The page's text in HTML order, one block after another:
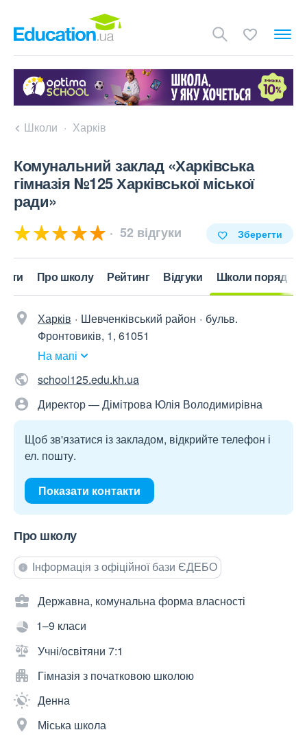
Школи Харків
Комунальний заклад «Харківська
гімназія №125 Харківської міської
ради»
52 відгуки Зберегти
Про школу Рейтинг Відгуки Школи поряд
Харків Шевченківський район
бульв.
Фронтовиків, 1, 61051
На мапі
school125.edu.kh.ua
Директор — Дімітрова Юлія Володимирівна
Щоб зв'язатися із закладом, відкрийте телефон і
ел. пошту.
Показати контакти
Про школу
Інформація з офіційної бази ЄДЕБО
Державна, комунальна форма власності
1–9 класи
Учні/освітяни 7:1
Гімназія з початковою школою
Денна
Міська школа